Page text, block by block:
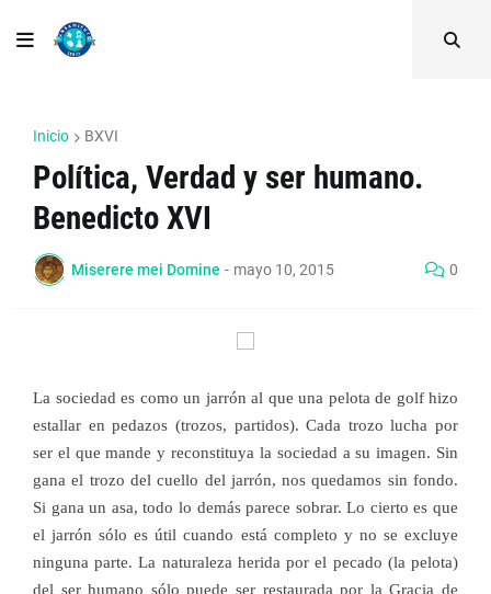
Inicio BXVI
Política, Verdad y ser humano.
Benedicto XVI
Miserere mei Domine - mayo 10, 2015 0
La sociedad es como un jarrón al que una pelota de golf hizo
estallar en pedazos (trozos, partidos). Cada trozo lucha por
ser el que mande y reconstituya la sociedad a su imagen. Sin
gana el trozo del cuello del jarrón, nos quedamos sin fondo.
Si gana un asa, todo lo demás parece sobrar. Lo cierto es que
el jarrón sólo es útil cuando está completo y no se excluye
ninguna parte. La naturaleza herida por el pecado (la pelota)
del ser humano sólo puede ser restaurada por la Gracia de